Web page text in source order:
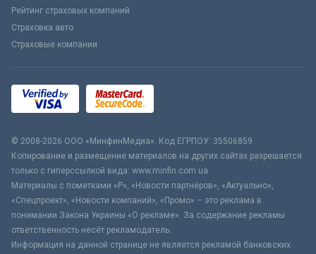
Рейтинг страховых компаний
Страховка авто
Страховые компании
© 2008-2026 ООО «МинфинМедиа». Код ЕГРПОУ: 35506859
Копирование и размещение материалов на других сайтах разрешается
только с гиперссылкой вида: www.minfin.com.ua
Материалы с пометками «Р», «Новости партнёров», «Актуально»,
«Спецпроект», «Новости компаний», «Промо» – это реклама в
понимании Закона Украины «О рекламе». За содержание рекламы
ответственность несёт рекламодатель.
Информация на данной странице не является рекламой банковских